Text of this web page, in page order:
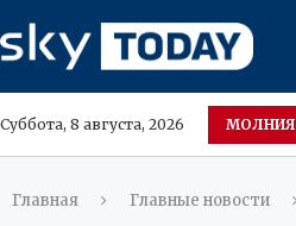
Суббота, 8 августа, 2026 МОЛНИЯ
Главная Главные новости